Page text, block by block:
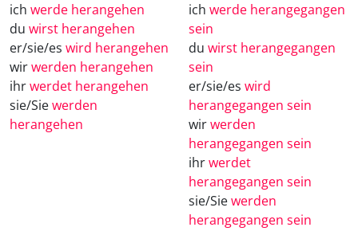
ich werde herangehen
du wirst herangehen
er/sie/es wird herangehen
wirwerden herangehen
ihrwerdet herangehen
sie/Siewerden
herangehen
ich werde herangegangen
sein
du wirst herangegangen
sein
er/sie/es wird
herangegangen sein
wirwerden
herangegangen sein
ihrwerdet
herangegangen sein
sie/Siewerden
herangegangen sein